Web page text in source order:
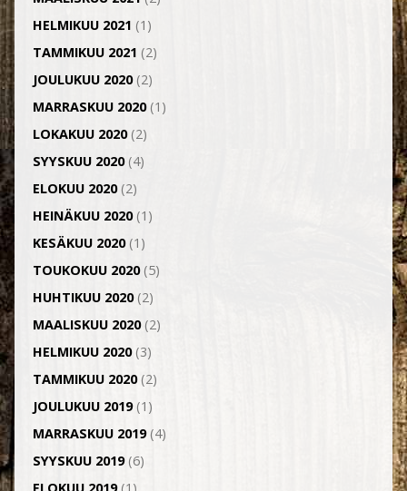
HELMIKUU 2021 (1)
TAMMIKUU 2021 (2)
JOULUKUU 2020(2)
MARRASKUU 2020(1)
LOKAKUU 2020(2)
SYYSKUU 2020(4)
ELOKUU 2020(2)
HEINÄKUU 2020(1)
KESÄKUU 2020(1)
TOUKOKUU 2020(5)
HUHTIKUU 2020(2)
MAALISKUU 2020(2)
HELMIKUU 2020(3)
TAMMIKUU 2020(2)
JOULUKUU 2019(1)
MARRASKUU 2019(4)
SYYSKUU 2019(6)